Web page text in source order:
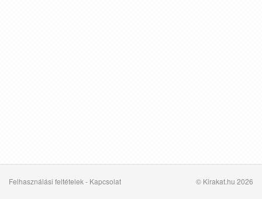
Felhasználási feltételek- Kapcsolat © Kirakat.hu 2026